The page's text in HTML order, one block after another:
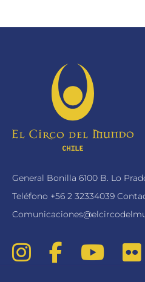
General Bonilla 6100 B. Lo
Teléfono +56 2 32334039